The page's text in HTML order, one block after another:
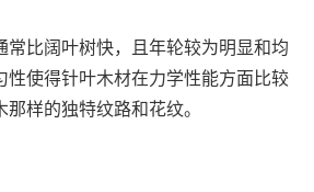
常比阔叶树快，且年轮较为明显和均
性使得针叶木材在力学性能方面比较
样的独特纹路和花纹。